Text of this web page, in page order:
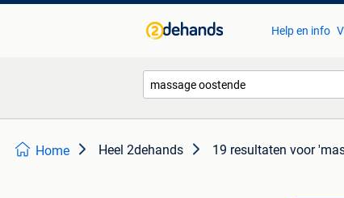
Help en info
Home Heel 2dehands 19 resultaten voor